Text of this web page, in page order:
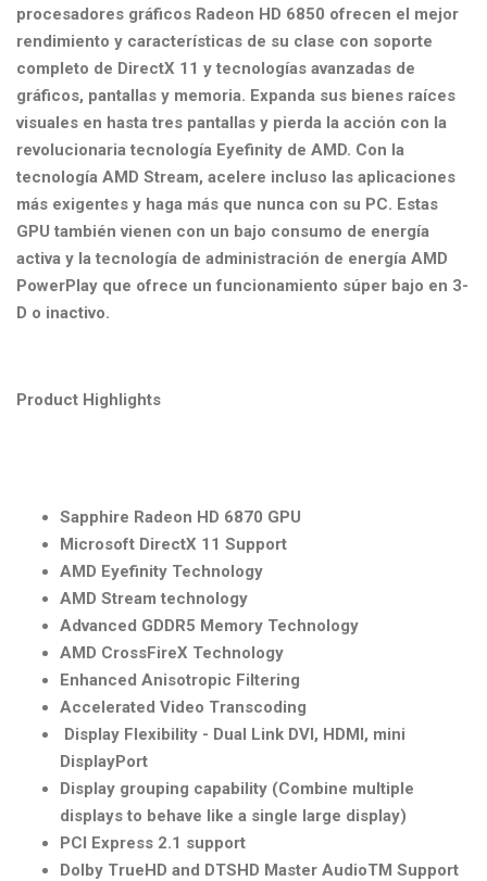
procesadores gráficos Radeon HD 6850 ofrecen el mejor
rendimiento y características de su clase con soporte
completo de DirectX 11 y tecnologías avanzadas de
gráficos, pantallas y memoria. Expanda sus bienes raíces
visuales en hasta tres pantallas y pierda la acción con la
revolucionaria tecnología Eyefinity de AMD. Con la
tecnología AMD Stream, acelere incluso las aplicaciones
más exigentes y haga más que nunca con su PC. Estas
GPU también vienen con un bajo consumo de energía
activa y la tecnología de administración de energía AMD
PowerPlay que ofrece un funcionamiento súper bajo en 3-
D o inactivo.
Product Highlights
Sapphire Radeon HD 6870 GPU
Microsoft DirectX 11 Support
AMD Eyefinity Technology
AMD Stream technology
Advanced GDDR5 Memory Technology
AMD CrossFireX Technology
Enhanced Anisotropic Filtering
Accelerated Video Transcoding
Display Flexibility - Dual Link DVI, HDMI, mini
DisplayPort
Display grouping capability (Combine multiple
displays to behave like a single large display)
PCI Express 2.1 support
Dolby TrueHD and DTSHD Master AudioTM Support